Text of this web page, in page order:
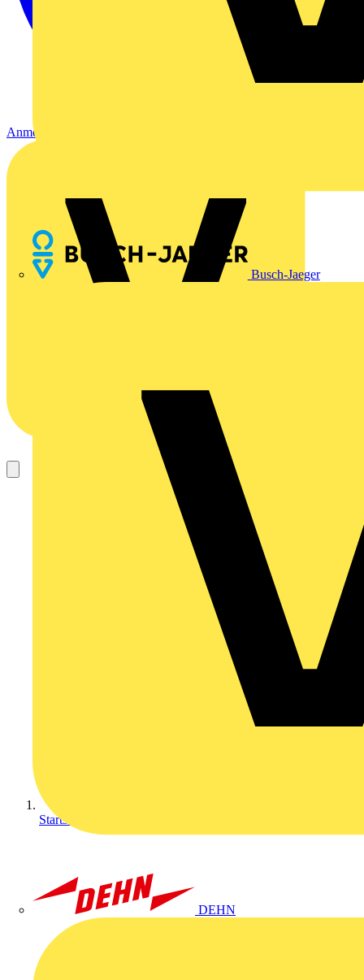
Busch-Jaeger
DEHN
Anmelden
Startseite